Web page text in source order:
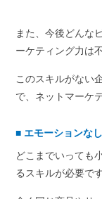
また、今後どんな
ーケティング力は
このスキルがない
で、ネットマーケ
■ エモーションな
どこまでいっても
るスキルが必要です